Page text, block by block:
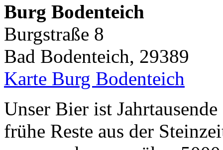
Burg Bodenteich
Burgstraße 8
Bad Bodenteich, 29389
Karte Burg Bodenteich
Unser Bier ist
frühe Reste aus der